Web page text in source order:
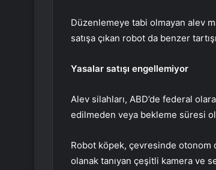
Düzenlemeye tabi olmayan alev
satışa çıkan robot da benzer
Yasalar satışı engellemiyor
Alev silahları, ABD’de federal
edilmeden veya bekleme süresi
Robot köpek, çevresinde otonom
olanak tanıyan çeşitli kamera ve